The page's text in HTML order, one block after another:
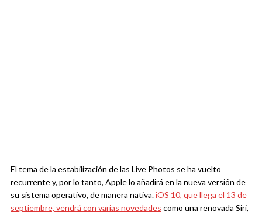
El tema de la estabilización de las Live Photos se ha vuelto
recurrente y, por lo tanto, Apple lo añadirá en la nueva versión de
su sistema operativo, de manera nativa.iOS 10, que llega el 13 de
septiembre, vendrá con varias novedades como una renovada Siri,